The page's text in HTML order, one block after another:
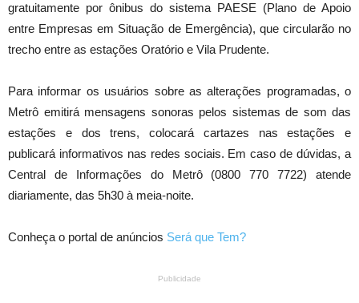
gratuitamente por ônibus do sistema PAESE (Plano de Apoio
entre Empresas em Situação de Emergência), que circularão no
trecho entre as estações Oratório e Vila Prudente.
Para informar os usuários sobre as alterações programadas, o
Metrô emitirá mensagens sonoras pelos sistemas de som das
estações e dos trens, colocará cartazes nas estações e
publicará informativos nas redes sociais. Em caso de dúvidas, a
Central de Informações do Metrô (0800 770 7722) atende
diariamente, das 5h30 à meia-noite.
Conheça o portal de anúncios Será que Tem?
Publicidade